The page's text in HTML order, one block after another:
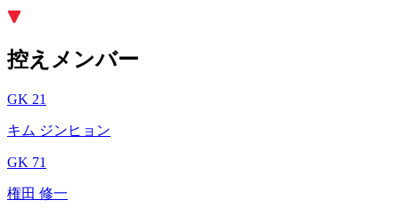
控えメンバー
GK 21
キム ジンヒョン
GK 71
権田 修一